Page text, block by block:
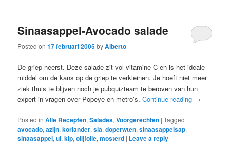
Sinaasappel-Avocado salade
Posted on17 februari 2005byAlberto
De griep heerst. Deze salade zit vol vitamine C en is het ideale
middel om de kans op de griep te verkleinen. Je hoeft niet meer
ziek thuis te blijven noch je pubquizteam te beroven van hun
expert in vragen over Popeye en metro’s.Continue reading →
Posted in Alle Recepten,Salades,Voorgerechten |Tagged
avocado,azijn,koriander,sla,doperwten,sinaasappelsap,
sinaasappel,ui,kip,olijfolie,mosterd | Leave a reply